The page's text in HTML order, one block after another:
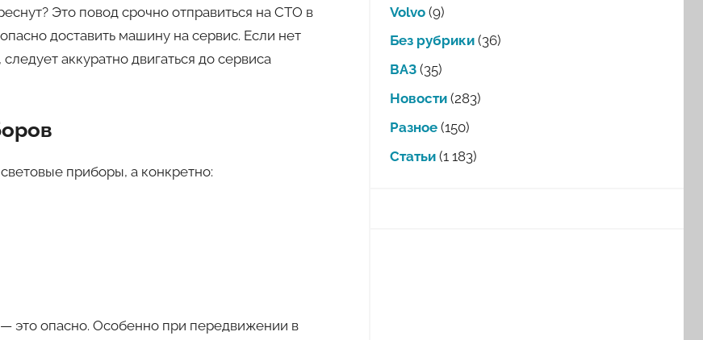
Это повод срочно отправиться на СТО в
доставить машину на сервис. Если нет
аккуратно двигаться до сервиса
приборы, а конкретно:
это опасно. Особенно при передвижении в
Volvo(9)
Без рубрики(36)
ВАЗ(35)
Новости(283)
Разное(150)
Статьи(1 183)